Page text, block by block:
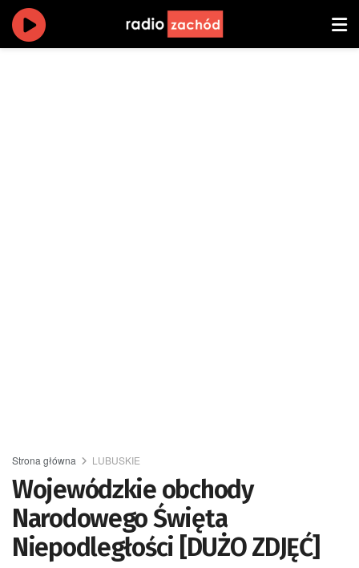
Strona główna LUBUSKIE
Wojewódzkie obchody
Narodowego Święta
Niepodległości [DUŻO ZDJĘĆ]